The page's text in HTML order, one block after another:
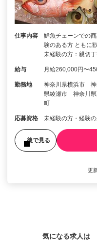
仕事内容
鮮魚チェーンでの
験のある方 ともに
未経験の方：親切
給与 月給260,000円〜
勤務地
神奈川県横浜市
県綾瀬市 神奈川
町
応募資格 未経験の方・経験
後で見る
更
気になる求人は